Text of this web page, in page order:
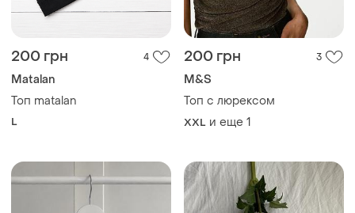
200 грн 4
Мatalan
Топ matalan
L
200 грн 3
M&S
Топ с люрексом
XXL и еще 1